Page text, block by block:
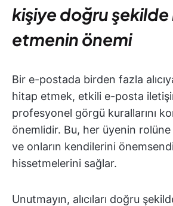
kişiye doğru
etmenin önemi
Bir e-postada birden fazla
hitap etmek, etkili e-posta
profesyonel görgü kurallarını
önemlidir. Bu, her üyenin
ve onların kendilerini
hissetmelerini sağlar.
Unutmayın, alıcıları doğru